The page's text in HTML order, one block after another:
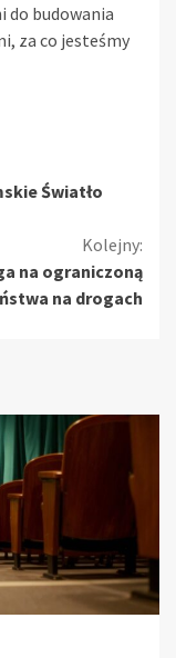
do budowania
za co jesteśmy
Światło
Kolejny:
na ograniczoną
na drogach